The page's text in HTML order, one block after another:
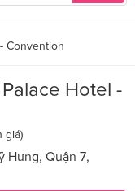
Convention
Hotel -
giá)
Hưng, Quận 7,